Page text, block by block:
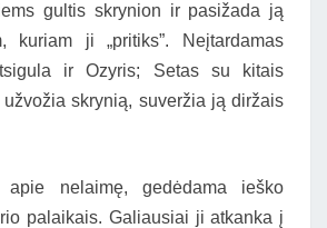
gultis skrynion ir pasižada ją
kuriam ji „pritiks”. Neįtardamas
ir Ozyris; Setas su kitais
skrynią, suveržia ją diržais
apie nelaimę, gedėdama ieško
palaikais. Galiausiai ji atkanka į